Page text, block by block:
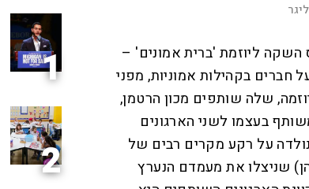
השקה ליוזמת 'ברית אמונים' –
בקהילות אמוניות, מפני
שלה שותפים מכון הרטמן,
בעצמו לשני הארגונים
נולדה על רקע מקרים רבים של
שניצלו את מעמדם הנערץ
1
2